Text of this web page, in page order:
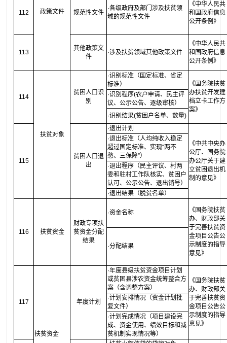
政策文件
112 规范性文件
·各级政府及部门涉及扶贫领
域的规范性文件
《中华人民共
和国政府信息
公开条例》
113
其他政策文
件
·涉及扶贫领域其他政策文件
《中华人民共
和国政府信息
公开条例》
114
扶贫对象
贫困人口识
别
·识别标准（国定标准、省定
标准）
《国务院扶贫
办扶贫开发建
档立卡工作方
案》
·识别程序(农户申请、民主评
议、公示公告、逐级审核）
·识别结果(贫困户名单、数量)
115
贫困人口退
出
·退出计划
《中共中央办
公厅、国务院
办公厅关于建
立贫困退出机
制的意见》
·退出标准（人均纯收入稳定
超过国定标准、实现“两不
愁、三保障”）
·退出程序（民主评议、村两
委和驻村工作队核实、贫困户
认可、公示公告、退出销号）
·退出结果（脱贫名单）
116 扶贫资金
财政专项扶
贫资金分配
结果
·资金名称
《国务院扶贫
办、财政部关
于完善扶贫资
金项目公告公
示制度的指导
意见》
·分配结果
117
扶贫资金
年度计划
·年度县级扶贫资金项目计划
或贫困县涉农资金统筹整合方
案（含调整方案）
《国务院扶贫
办、财政部关
于完善扶贫资
金项目公告公
示制度的指导
意见》
·计划安排情况（资金计划批
复文件）
·计划完成情况（项目建设完
成、资金使用、绩效目标和减
贫机制实现情况等）